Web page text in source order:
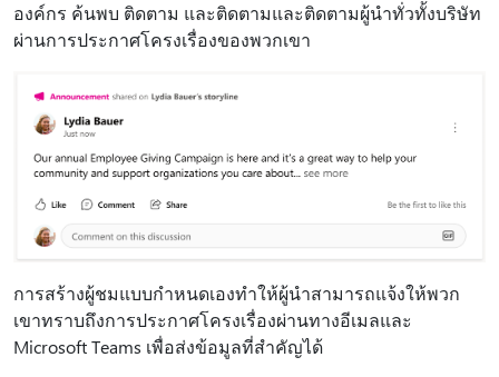
องค์กร ค้นพบ ติดตาม และติดตามและติดตามผู้นําทั่วทั้งบริษัท
ผ่านการประกาศโครงเรื่องของพวกเขา
การสร้างผู้ชมแบบกําหนดเองทําให้ผู้นําสามารถแจ้งให้พวก
เขาทราบถึงการประกาศโครงเรื่องผ่านทางอีเมลและ
Microsoft Teams เพื่อส่งข้อมูลที่สําคัญได้